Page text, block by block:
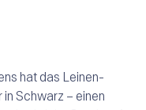
hat das Leinen-
Schwarz – einen